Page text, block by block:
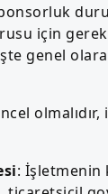
için
genel
: İşletmenin